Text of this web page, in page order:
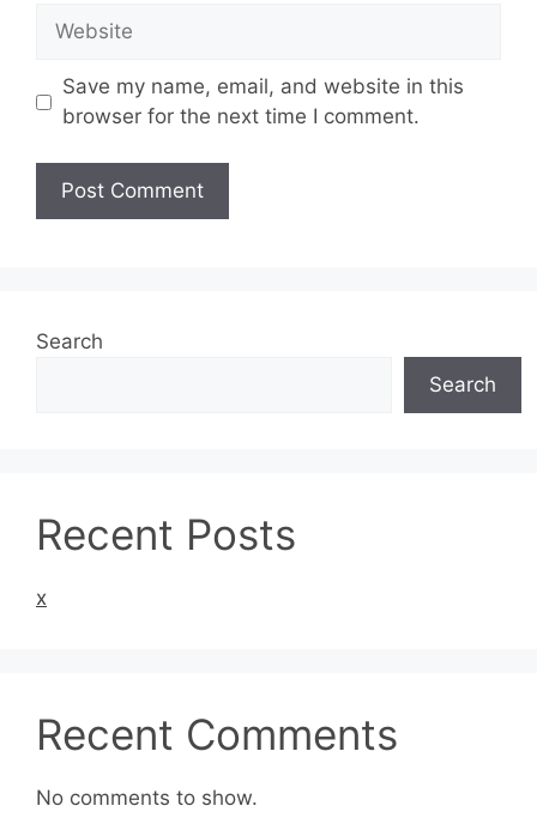
Website
Save my name, email, and website in this
browser for the next time I comment.
Search
Search
Recent Posts
x
Recent Comments
No comments to show.